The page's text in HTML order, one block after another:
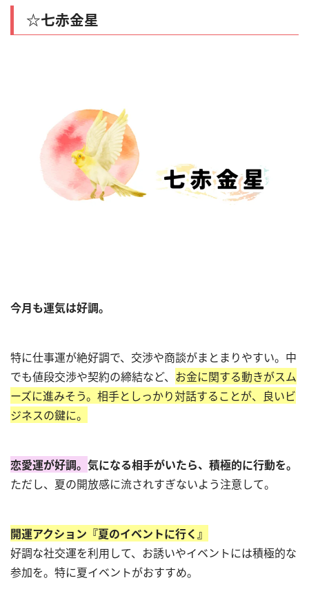
☆七赤金星
今月も運気は好調。
特に仕事運が絶好調で、交渉や商談がまとまりやすい。中
でも値段交渉や契約の締結など、 お金に関する動きがスム
ーズに進みそう。相手としっかり対話することが、良いビ
ジネスの鍵に。
恋愛運が好調。 気になる相手がいたら、積極的に行動を。
ただし、夏の開放感に流されすぎないよう注意して。
開運アクション『夏のイベントに行く』
好調な社交運を利用して、お誘いやイベントには積極的な
参加を。特に夏イベントがおすすめ。